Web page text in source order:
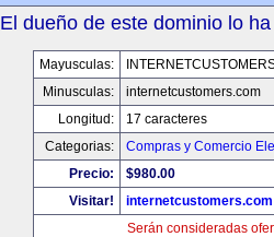
El dueño de este dominio lo
Mayusculas:
Minusculas:
internetcustomers.com
Longitud:
17 caracteres
Categorias:
Compras y Comercio
Precio:
$980.00
Visitar!
internetcustomers.com
Serán consideradas